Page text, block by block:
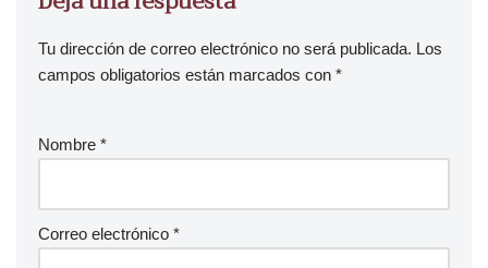
Tu dirección de correo electrónico no será publicada. Los
campos obligatorios están marcados con *
Nombre *
Correo electrónico *